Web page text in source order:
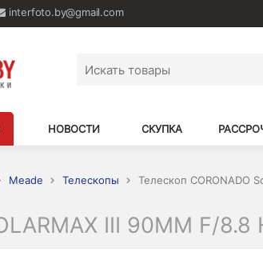
interfoto.by@gmail.com
НОВОСТИ СКУПКА
Meade Телескопы Телескоп CORONADO
III 90MM F/8.8